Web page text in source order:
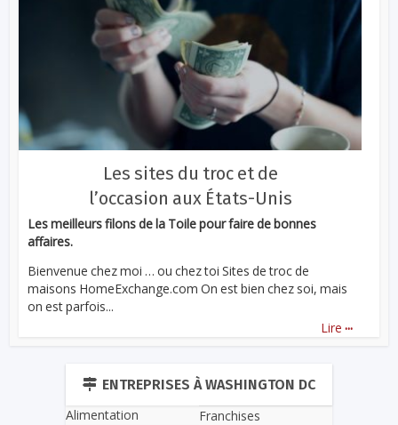
Les sites du troc et de
l’occasion aux États-Unis
Les meilleurs filons de la Toile pour faire de bonnes
affaires.
Bienvenue chez moi … ou chez toi Sites de troc de
maisons HomeExchange.com On est bien chez soi, mais
on est parfois...
Lire ...
ENTREPRISES À WASHINGTON DC
Alimentation
Franchises